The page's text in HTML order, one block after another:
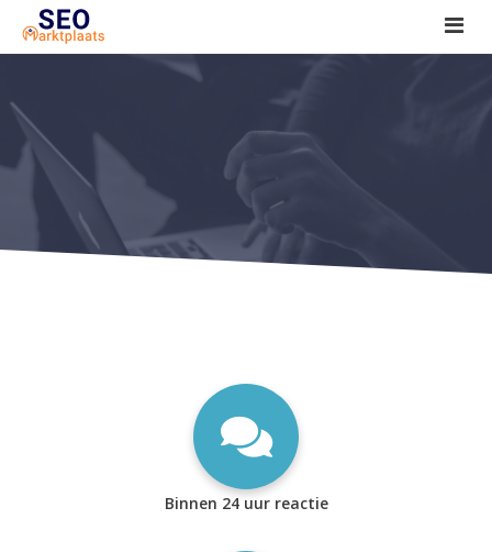
SEO tools reviews
Marketeer bij jou in de buurt?
Offerte
1. Seo voor beginners +
2. Onderzoeken +
Binnen 24 uur reactie